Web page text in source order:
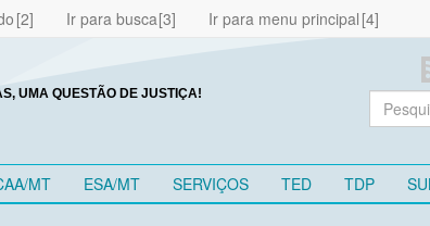
Ir para busca Ir para menu principal
UMA QUESTÃO DE JUSTIÇA!
MT ESA/MT SERVIÇOS TED TDP